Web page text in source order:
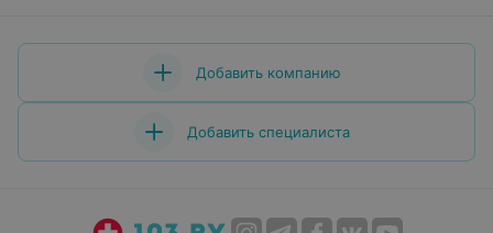
Добавить компанию
Добавить специалиста